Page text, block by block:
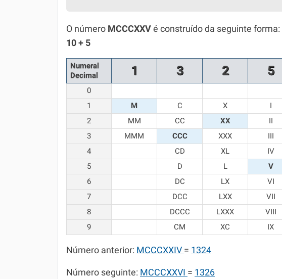
Todos os Exercícios
O número MCCCXXV é construído da seguinte forma:
10 + 5
Numeral
Decimal
1 3 2 5
0
1
M C X
I
2
MM CC XX
II
3
MMM CCC XXX
III
4
CD XL
IV
5
D L
V
6
DC LX
VI
7
DCC LXX
VII
8
DCCC LXXX
VIII
9
CM XC IX
Número anterior: MCCCXXIV = 1324
Número seguinte: MCCCXXVI = 1326